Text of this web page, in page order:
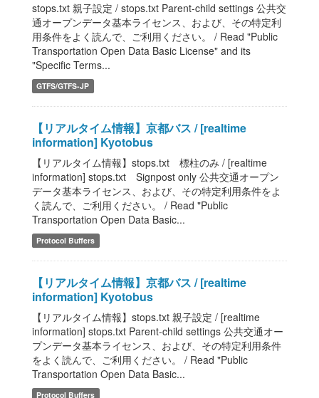
stops.txt 親子設定 / stops.txt Parent-child settings 公共交
通オープンデータ基本ライセンス、および、その特定利
用条件をよく読んで、ご利用ください。 / Read "Public
Transportation Open Data Basic License" and its
"Specific Terms...
GTFS/GTFS-JP
【リアルタイム情報】京都バス / [realtime
information] Kyotobus
【リアルタイム情報】stops.txt 標柱のみ / [realtime
information] stops.txt Signpost only 公共交通オープン
データ基本ライセンス、および、その特定利用条件をよ
く読んで、ご利用ください。 / Read "Public
Transportation Open Data Basic...
Protocol Buffers
【リアルタイム情報】京都バス / [realtime
information] Kyotobus
【リアルタイム情報】stops.txt 親子設定 / [realtime
information] stops.txt Parent-child settings 公共交通オー
プンデータ基本ライセンス、および、その特定利用条件
をよく読んで、ご利用ください。 / Read "Public
Transportation Open Data Basic...
Protocol Buffers